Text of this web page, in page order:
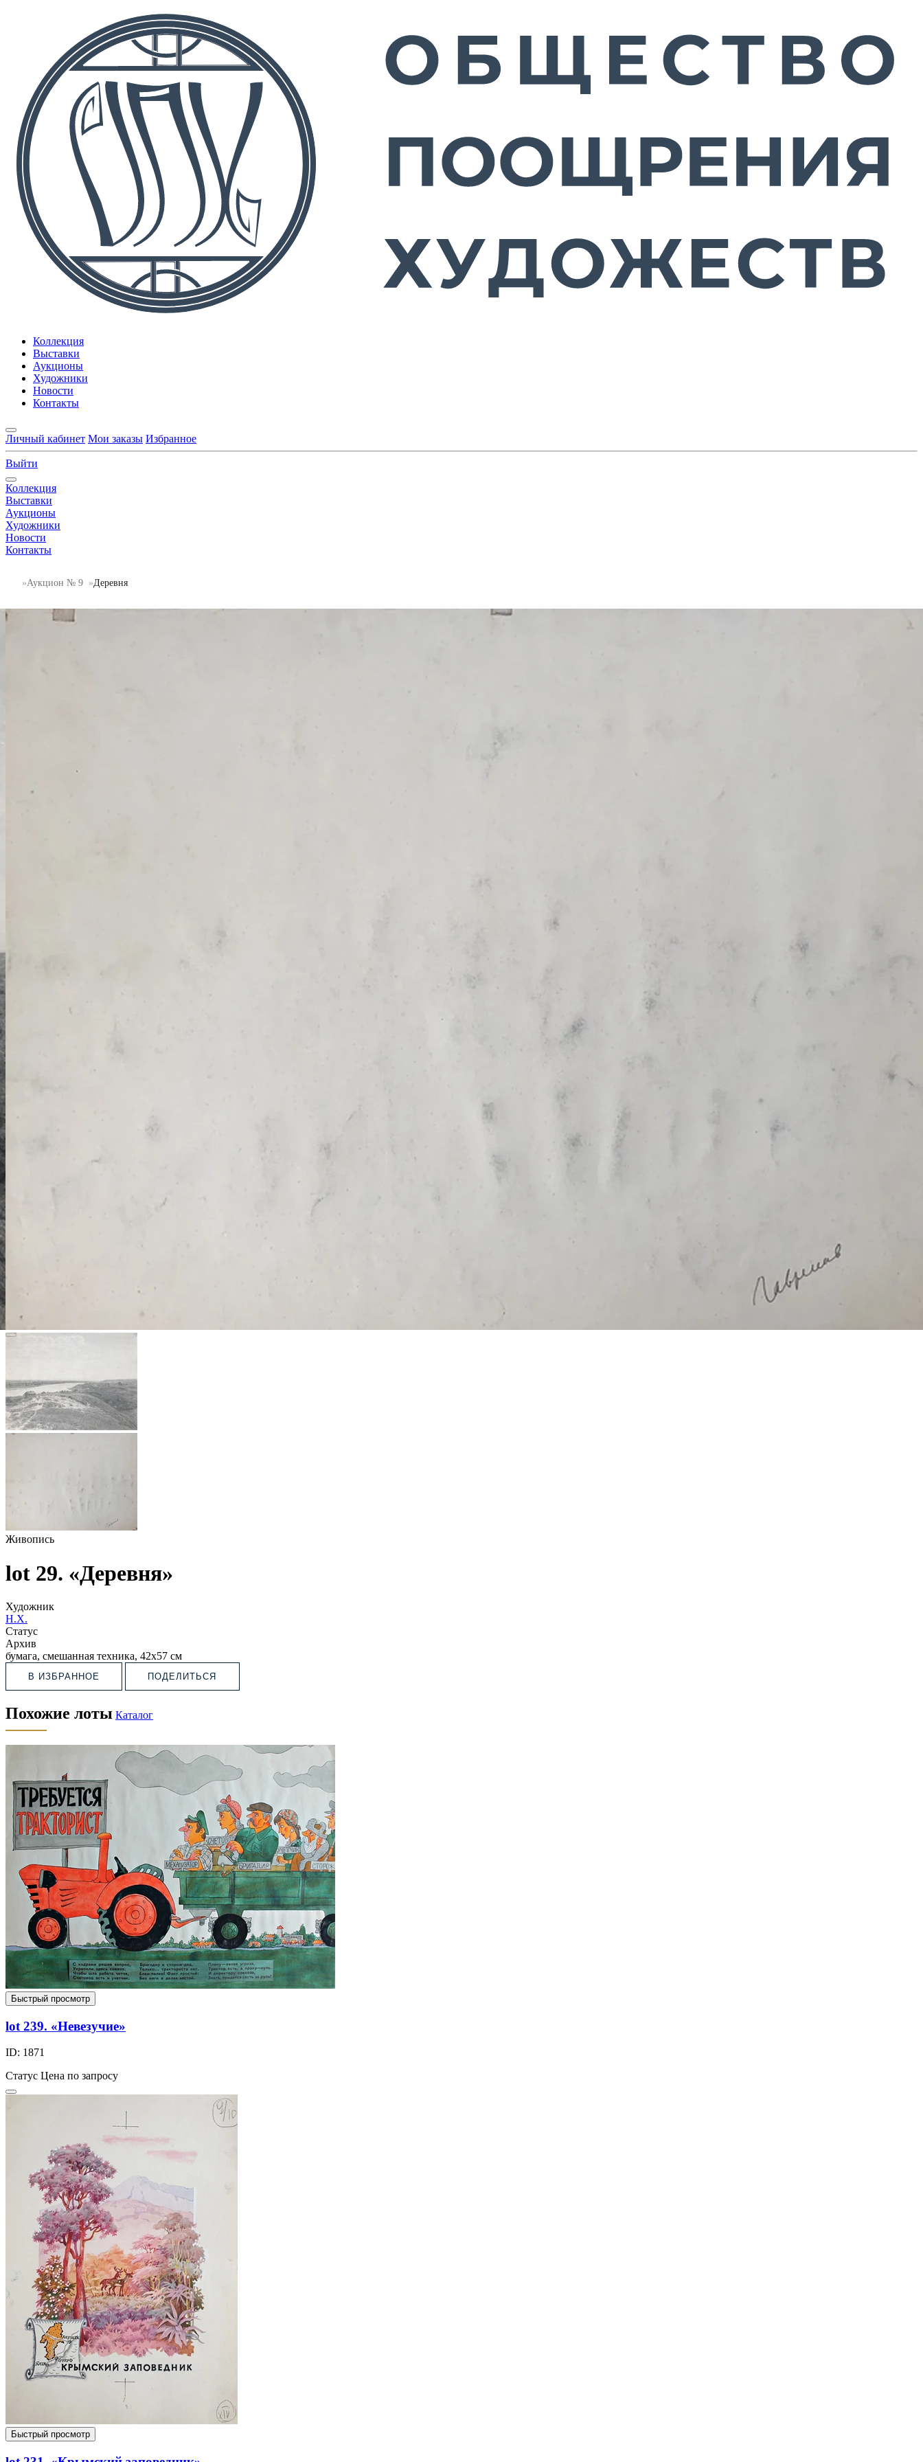
Коллекция
Выставки
Аукционы
Художники
Новости
Контакты
Личный кабинет Мои заказы Избранное
Выйти
Коллекция
Выставки
Аукционы
Художники
Новости
Контакты
Аукцион № 9 Деревня
Живопись
lot 29. «Деревня»
Художник
Н.Х.
Статус
Архив
бумага, смешанная техника, 42х57 см
В ИЗБРАННОЕ ПОДЕЛИТЬСЯ
Похожие лоты Каталог
Быстрый просмотр
lot 239. «Невезучие»
ID: 1871
Статус Цена по запросу
Быстрый просмотр